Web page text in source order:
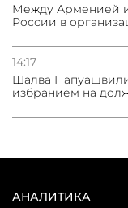
Между Арменией
России в
14:17
Шалва
избранием на
АНАЛИТИКА